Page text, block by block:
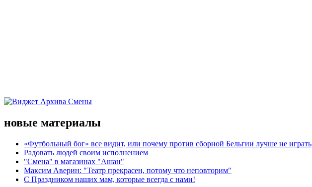
новые материалы
«Футбольный бог» все видит, или почему против сборной Бельгии лучше не играть
Радовать людей своим исполнением
"Смена" в магазинах "Ашан"
Максим Аверин: "Театр прекрасен, потому что неповторим"
С Праздником наших мам, которые всегда с нами!